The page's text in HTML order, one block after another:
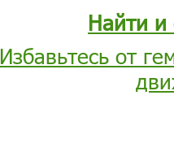
Найти и
Избавьтесь от